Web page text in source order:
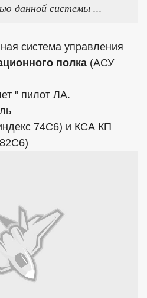
данной системы ...
система управления
полка (АСУ
" пилот ЛА.
74С6) и КСА КП